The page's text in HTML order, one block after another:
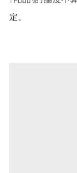
定。